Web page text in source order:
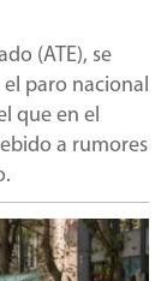
(ATE), se
paro nacional
que en el
a rumores